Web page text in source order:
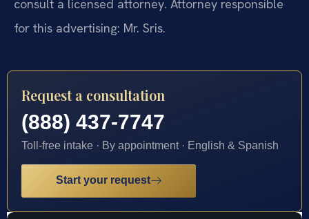
consult a licensed attorney. Attorney responsible
for this advertising: Mr. Sris.
Request a consultation
(888) 437-7747
Toll-free intake · By appointment · English & Spanish
Start your request